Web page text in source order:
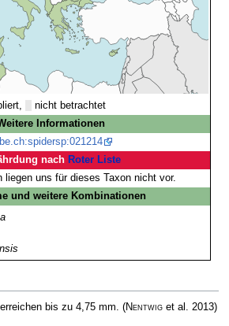
nicht betrachtet
Informationen
nach Roter Liste
liegen uns für dieses Taxon nicht vor.
und weitere Kombinationen
bis zu 4,75 mm. (Nentwiget al. 2013)